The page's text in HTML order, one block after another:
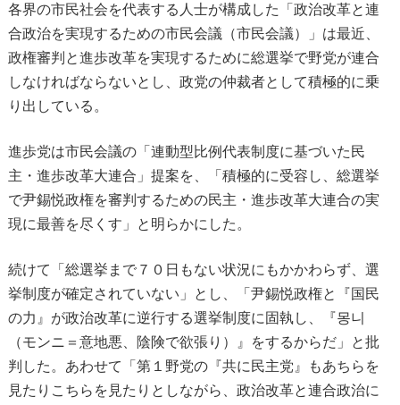
各界の市民社会を代表する人士が構成した「政治改革と連
合政治を実現するための市民会議（市民会議）」は最近、
政権審判と進歩改革を実現するために総選挙で野党が連合
しなければならないとし、政党の仲裁者として積極的に乗
り出している。
進歩党は市民会議の「連動型比例代表制度に基づいた民
主・進歩改革大連合」提案を、「積極的に受容し、総選挙
で尹錫悦政権を審判するための民主・進歩改革大連合の実
現に最善を尽くす」と明らかにした。
続けて「総選挙まで７０日もない状況にもかかわらず、選
挙制度が確定されていない」とし、「尹錫悦政権と『国民
の力』が政治改革に逆行する選挙制度に固執し、『몽니
（モンニ＝意地悪、陰険で欲張り）』をするからだ」と批
判した。あわせて「第１野党の『共に民主党』もあちらを
見たりこちらを見たりとしながら、政治改革と連合政治に